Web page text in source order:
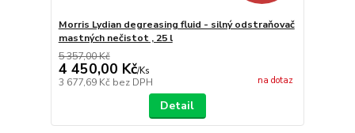
Morris Lydian degreasing fluid - silný odstraňovač
mastných nečistot , 25 l
5 357,00 Kč
4 450,00 Kč/Ks
3 677,69 Kč bez DPH na dotaz
Detail